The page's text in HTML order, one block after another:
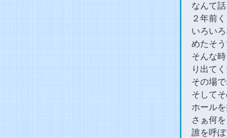
なんて
２年前
いろい
めたそ
そんな
り出て
その場
そして
ホール
さぁ何
誰を呼